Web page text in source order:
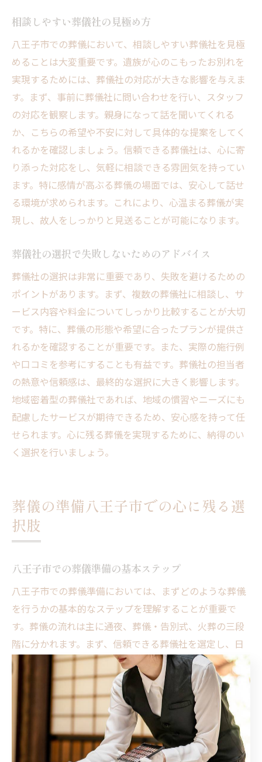
相談しやすい葬儀社の見極め方
八王子市での葬儀において、相談しやすい葬儀社を見極
めることは大変重要です。遺族が心のこもったお別れを
実現するためには、葬儀社の対応が大きな影響を与えま
す。まず、事前に葬儀社に問い合わせを行い、スタッフ
の対応を観察します。親身になって話を聞いてくれる
か、こちらの希望や不安に対して具体的な提案をしてく
れるかを確認しましょう。信頼できる葬儀社は、心に寄
り添った対応をし、気軽に相談できる雰囲気を持ってい
ます。特に感情が高ぶる葬儀の場面では、安心して話せ
る環境が求められます。これにより、心温まる葬儀が実
現し、故人をしっかりと見送ることが可能になります。
葬儀社の選択で失敗しないためのアドバイス
葬儀社の選択は非常に重要であり、失敗を避けるための
ポイントがあります。まず、複数の葬儀社に相談し、サ
ービス内容や料金についてしっかり比較することが大切
です。特に、葬儀の形態や希望に合ったプランが提供さ
れるかを確認することが重要です。また、実際の施行例
や口コミを参考にすることも有益です。葬儀社の担当者
の熱意や信頼感は、最終的な選択に大きく影響します。
地域密着型の葬儀社であれば、地域の慣習やニーズにも
配慮したサービスが期待できるため、安心感を持って任
せられます。心に残る葬儀を実現するために、納得のい
く選択を行いましょう。
葬儀の準備八王子市での心に残る選
択肢
八王子市での葬儀準備の基本ステップ
八王子市での葬儀準備においては、まずどのような葬儀
を行うかの基本的なステップを理解することが重要で
す。葬儀の流れは主に通夜、葬儀・告別式、火葬の三段
階に分かれます。まず、信頼できる葬儀社を選定し、日
程や場所を決めることから始めましょう。次に、家族や
親戚、友人に参列をお願いし、人数を把握します。この
時点で、葬儀の予算をおおまかに見積もることも欠かせ
ません。さらに、八王子市特有の文化や習慣を考慮し、
故人の希望に沿った形で葬儀を準備することが求められ
ます。これらの基本ステップを理解し、安心して葬儀を